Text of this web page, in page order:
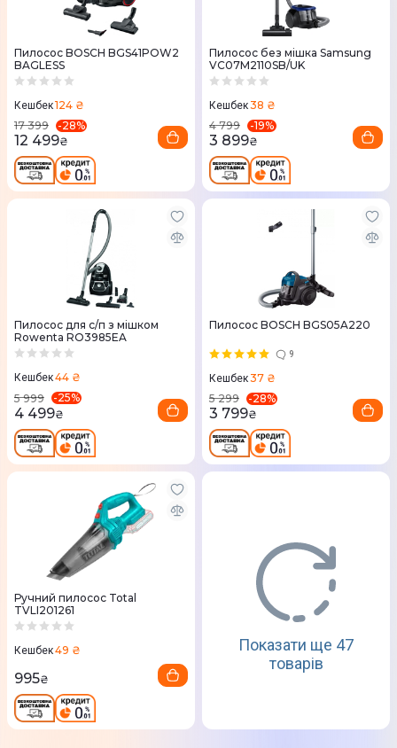
Пилосос BOSCH BGS41POW2
BAGLESS
Кешбек124 ₴
17 399
-28%
12 499₴
Пилосос без мішка Samsung
VC07M2110SB/UK
Кешбек38 ₴
4 799
-19%
3 899₴
Пилосос для с/п з мішком
Rowenta RO3985EA
Кешбек44 ₴
5 999
-25%
4 499₴
Пилосос BOSCH BGS05A220
9
Кешбек37 ₴
5 299
-28%
3 799₴
Ручний пилосос Total
TVLI201261
Кешбек49 ₴
995₴
Показати ще 47
товарів